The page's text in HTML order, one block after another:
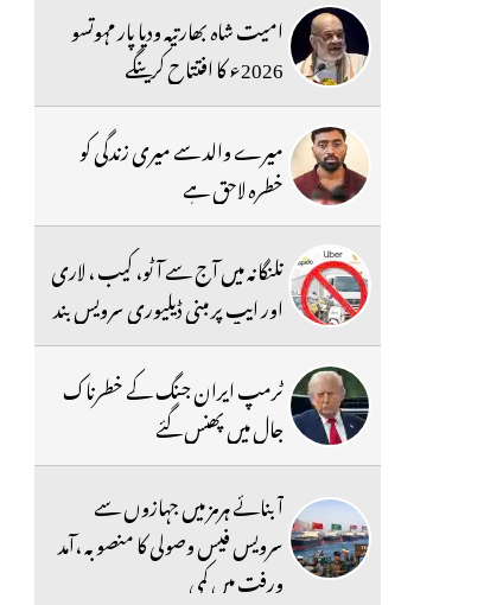
امیت شاہ بھارتیہ ودیا پار مہوتسو
2026ء کا افتتاح کرینگے
میرے والد سے میری زندگی کو
خطرہ لاحق ہے
تلنگانہ میں آج سے آٹو، کیب ، لاری
اور ایپ پر مبنی ڈیلیوری سرویس بند
ٹرمپ ایران جنگ کے خطرناک
جال میں پھنس گئے
آبنائے ہرمز میں جہازوں سے
سرویس فیس وصولی کا منصوبہ ،آمد
ورفت میں کمی